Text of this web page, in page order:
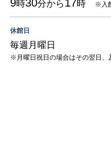
9時30分から17時 ※入
休館日
毎週月曜日
※月曜日祝日の場合はその翌日、